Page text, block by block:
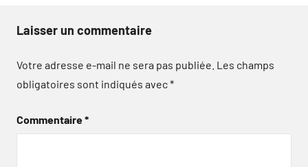
Laisser un commentaire
Votre adresse e-mail ne sera pas publiée. Les champs
obligatoires sont indiqués avec*
Commentaire*